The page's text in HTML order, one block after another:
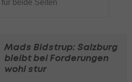
Mads Bidstrup: Salzburg
bleibt bei Forderungen
wohl stur